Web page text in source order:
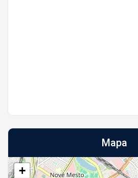
Mapa
+